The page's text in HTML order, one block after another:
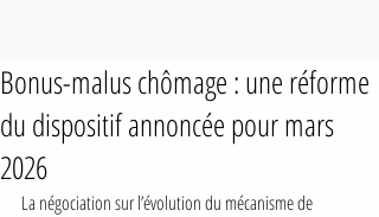
Bonus-malus chômage : une réforme
du dispositif annoncée pour mars
2026
La négociation sur l’évolution du mécanisme de